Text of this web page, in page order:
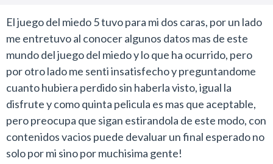
Me muero de ganas de escribir algo sobre el final, pero
prefiero mantenerme en silencio por ahora. Después
habrá tiempo para discutirlo en mi blog con los fans.
Conozco varios lectores de Cines Argentinos que van a
querer hacerlo.
En fin, en otros años SAW se destacó como la mejor
propuesta anual de terror, pero en este 2008 creo que
ese merito le corresponde a filmes más intensos como
La Niebla o REC.
El juego del miedo 5 tuvo para mi dos caras, por un lado
me entretuvo al conocer algunos datos mas de este
mundo del juego del miedo y lo que ha ocurrido, pero
por otro lado me senti insatisfecho y preguntandome
cuanto hubiera perdido sin haberla visto, igual la
disfrute y como quinta pelicula es mas que aceptable,
pero preocupa que sigan estirandola de este modo, con
contenidos vacios puede devaluar un final esperado no
solo por mi sino por muchisima gente!